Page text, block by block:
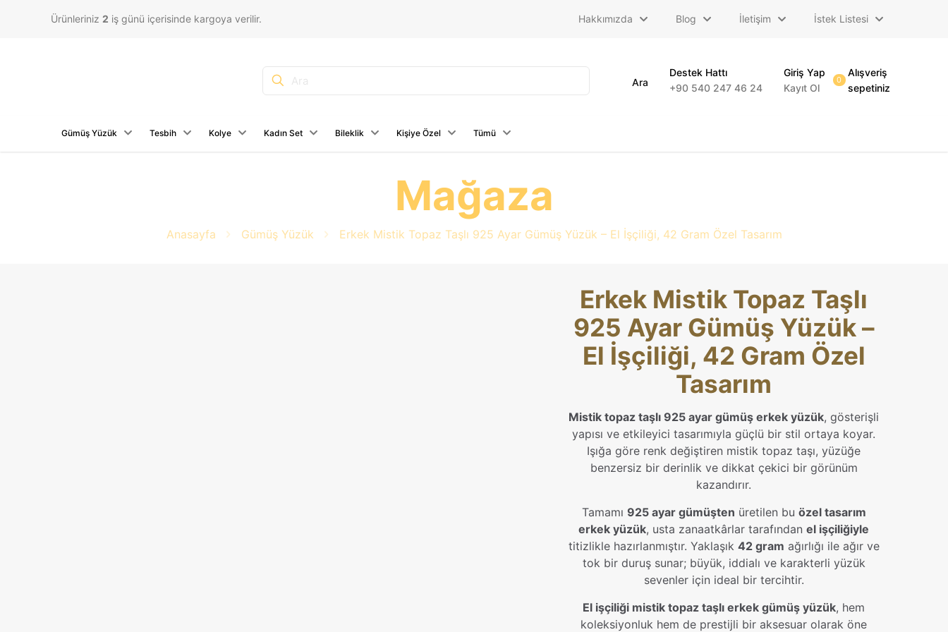
Ürünleriniz 2 iş günü içerisinde kargoya verilir. Hakkımızda Blog İletişim İstek Listesi
Ara
Destek Hattı
+90 540 247 46 24
Giriş Yap
Kayıt Ol
0
Alışveriş
sepetiniz
Gümüş Yüzük Tesbih Kolye Kadın Set Bileklik Kişiye Özel Tümü
Mağaza
Anasayfa Gümüş Yüzük Erkek Mistik Topaz Taşlı 925 Ayar Gümüş Yüzük – El İşçiliği, 42 Gram Özel Tasarım
Erkek Mistik Topaz Taşlı
925 Ayar Gümüş Yüzük –
El İşçiliği, 42 Gram Özel
Tasarım
Mistik topaz taşlı 925 ayar gümüş erkek yüzük, gösterişli
yapısı ve etkileyici tasarımıyla güçlü bir stil ortaya koyar.
Işığa göre renk değiştiren mistik topaz taşı, yüzüğe
benzersiz bir derinlik ve dikkat çekici bir görünüm
kazandırır.
Tamamı 925 ayar gümüşten üretilen bu özel tasarım
erkek yüzük, usta zanaatkârlar tarafından el işçiliğiyle
titizlikle hazırlanmıştır. Yaklaşık 42 gram ağırlığı ile ağır ve
tok bir duruş sunar; büyük, iddialı ve karakterli yüzük
sevenler için ideal bir tercihtir.
El işçiliği mistik topaz taşlı erkek gümüş yüzük, hem
koleksiyonluk hem de prestijli bir aksesuar olarak öne